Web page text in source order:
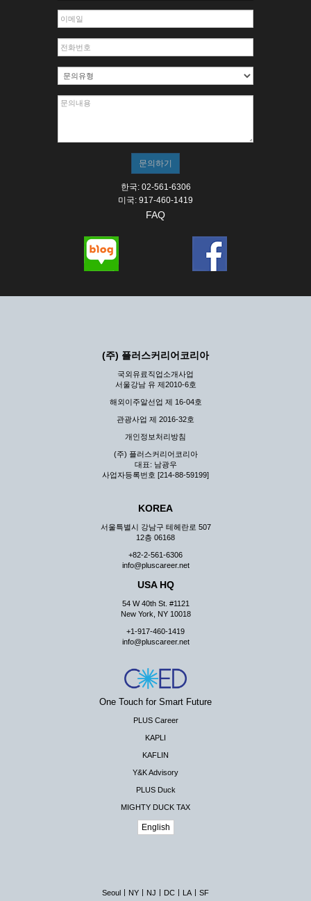
한국: 02-561-6306
미국: 917-460-1419
FAQ
(주) 플러스커리어코리아
국외유료직업소개사업
서울강남 유 제2010-6호
해외이주알선업 제 16-04호
관광사업 제 2016-32호
개인정보처리방침
(주) 플러스커리어코리아
대표: 남광우
사업자등록번호 [214-88-59199]
KOREA
서울특별시 강남구 테헤란로 507
12층 06168
+82-2-561-6306
info@pluscareer.net
USA HQ
54 W 40th St. #1121
New York, NY 10018
+1-917-460-1419
info@pluscareer.net
One Touch for Smart Future
PLUS Career
KAPLI
KAFLIN
Y&K Advisory
PLUS Duck
MIGHTY DUCK TAX
English
Seoul NY NJ DC LA SF